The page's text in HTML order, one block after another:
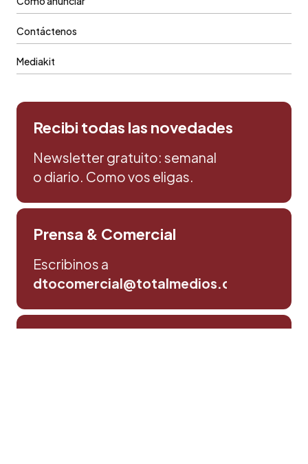
Contáctenos
Mediakit
Recibi todas las novedades
Newsletter gratuito: semanal
o diario. Como vos eligas.
Prensa & Comercial
Escribinos a
dtocomercial@totalmedios.com